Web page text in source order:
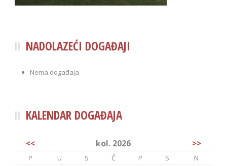
NADOLAZEĆI DOGAĐAJI
Nema događaja
KALENDAR DOGAĐAJA
<< kol. 2026 >>
P U S Č P S
N